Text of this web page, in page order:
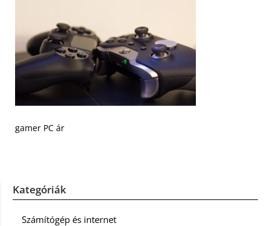
gamer PC ár
Kategóriák
Számítógép és internet